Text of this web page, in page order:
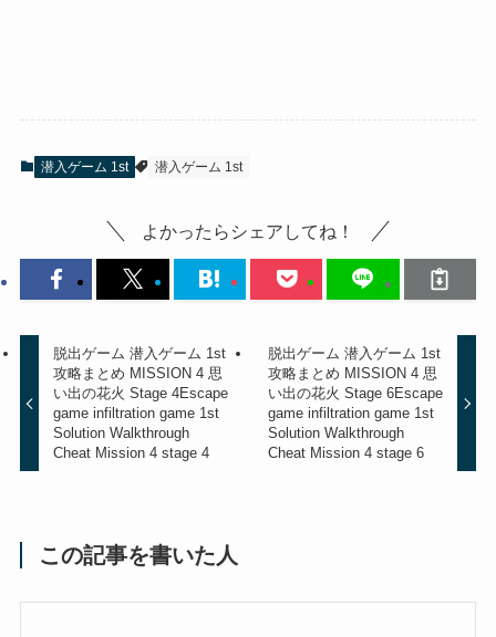
潜入ゲーム 1st 潜入ゲーム 1st
よかったらシェアしてね！
脱出ゲーム 潜入ゲーム 1st
攻略まとめ MISSION 4 思
い出の花火 Stage 4Escape
game infiltration game 1st
Solution Walkthrough
Cheat Mission 4 stage 4
脱出ゲーム 潜入ゲーム 1st
攻略まとめ MISSION 4 思
い出の花火 Stage 6Escape
game infiltration game 1st
Solution Walkthrough
Cheat Mission 4 stage 6
この記事を書いた人